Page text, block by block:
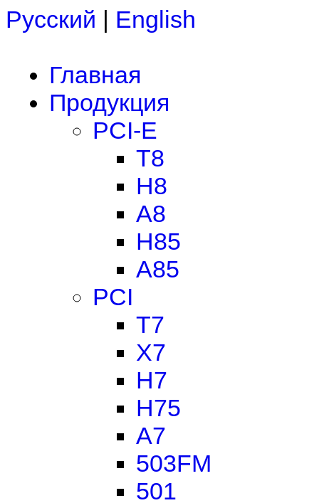
Русский | English
Главная
Продукция
PCI-E
T8
H8
A8
H85
A85
PCI
T7
X7
H7
H75
A7
503FM
501